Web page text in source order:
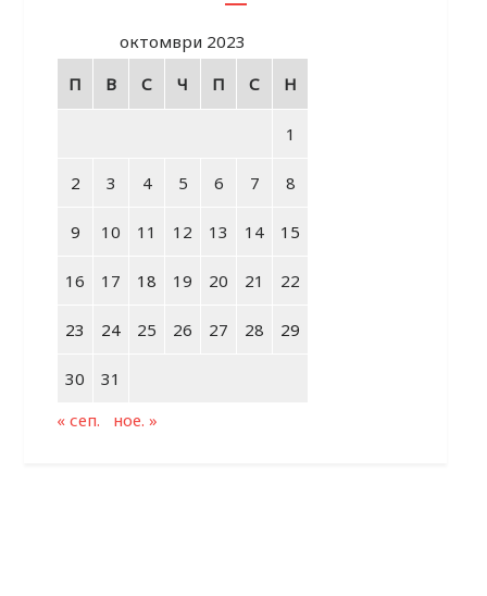
октомври 2023
П
В С Ч П С Н
1
2 3 4 5 6 7 8
9 10 11 12 13 14 15
16 17 18 19 20 21 22
23 24 25 26 27 28 29
30
31
« сеп.
ное. »